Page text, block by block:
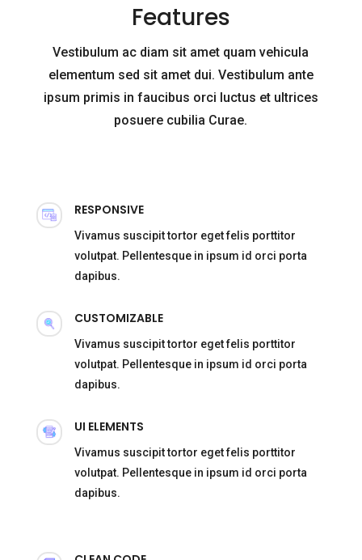
Features
Vestibulum ac diam sit amet quam vehicula
elementum sed sit amet dui. Vestibulum ante
ipsum primis in faucibus orci luctus et ultrices
posuere cubilia Curae.
RESPONSIVE
Vivamus suscipit tortor eget felis porttitor
volutpat. Pellentesque in ipsum id orci porta
dapibus.
CUSTOMIZABLE
Vivamus suscipit tortor eget felis porttitor
volutpat. Pellentesque in ipsum id orci porta
dapibus.
UI ELEMENTS
Vivamus suscipit tortor eget felis porttitor
volutpat. Pellentesque in ipsum id orci porta
dapibus.